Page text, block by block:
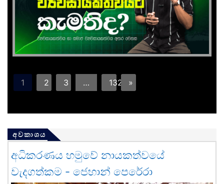
1 2 3 … 132 »
අවකාශය
අධිකරණය හමුවේ නායකත්වයේ
වැදගත්කම - ජෙහාන් පෙරේරා